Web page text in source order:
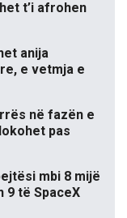
t’i afrohen
anija
e vetmja e
në fazën e
pas
mbi 8 mijë
9 të SpaceX